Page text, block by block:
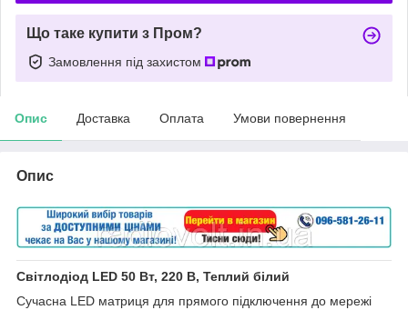
Що таке купити з Пром?
Замовлення під захистом
Опис Доставка Оплата Умови повернення
Опис
Світлодіод LED 50 Вт, 220 В, Теплий білий
Сучасна LED матриця для прямого підключення до мережі